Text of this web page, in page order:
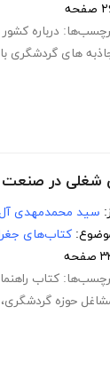
درباره کشور
های گردشگری
در صنعت
سید محمدمهدی آل
کتاب‌های
کتاب
حوزه گردشگری،